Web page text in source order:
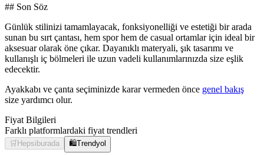
## Son Söz
Günlük stilinizi tamamlayacak, fonksiyonelliği ve estetiği bir arada
sunan bu sırt çantası, hem spor hem de casual ortamlar için ideal bir
aksesuar olarak öne çıkar. Dayanıklı materyali, şık tasarımı ve
kullanışlı iç bölmeleri ile uzun vadeli kullanımlarınızda size eşlik
edecektir.
Ayakkabı ve çanta seçiminizde karar vermeden önce genel bakış
size yardımcı olur.
Fiyat Bilgileri
Farklı platformlardaki fiyat trendleri
🛒 Hepsiburada 🛍️Trendyol